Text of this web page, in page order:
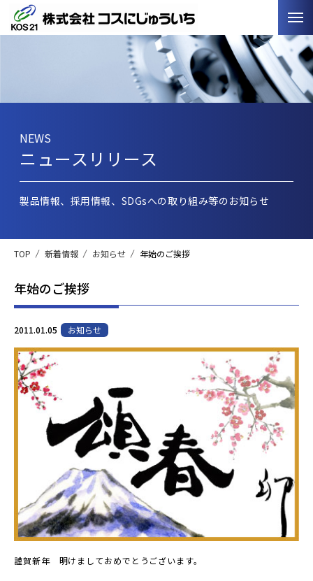
NEWS
ニュースリリース
製品情報、採用情報、SDGsへの取り組み等のお知らせ
TOP 新着情報 お知らせ 年始のご挨拶
年始のご挨拶
2011.01.05 お知らせ
謹賀新年 明けましておめでとうございます。